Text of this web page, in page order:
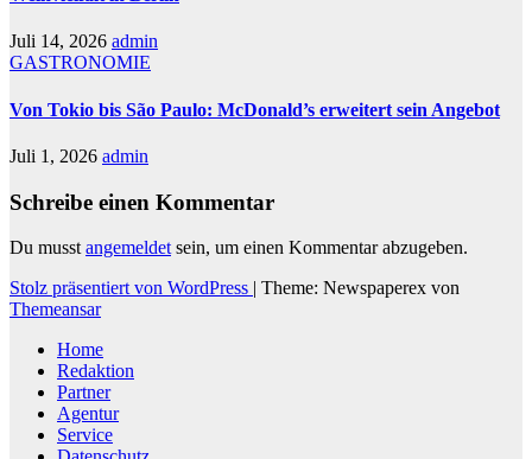
Juli 14, 2026 admin
GASTRONOMIE
Von Tokio bis São Paulo: McDonald’s erweitert sein Angebot
Juli 1, 2026 admin
Schreibe einen Kommentar
Du musst angemeldet sein, um einen Kommentar abzugeben.
Stolz präsentiert von WordPress | Theme: Newspaperex von
Themeansar
Home
Redaktion
Partner
Agentur
Service